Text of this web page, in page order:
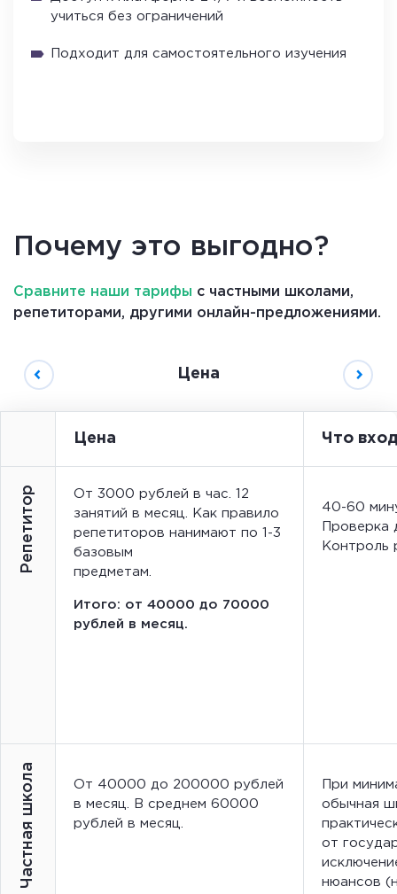
учиться без ограничений
Подходит для самостоятельного изучения
Почему это выгодно?
Сравните наши тарифы с частными школами,
репетиторами, другими онлайн-предложениями.
Цена
Цена Что
Репетитор
От 3000 рублей в час. 12
занятий в месяц. Как правило
репетиторов нанимают по 1-3
базовым
предметам.
Итого: от 40000 до 70000
рублей в месяц.
40-60
Проверка
Контроль
Частная школа
От 40000 до 200000 рублей
в месяц. В среднем 60000
рублей в месяц.
При
обычная
от
нюансов